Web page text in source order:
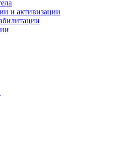
и активизации